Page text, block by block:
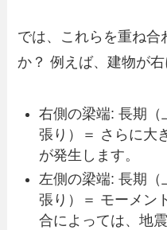
では、これらを重ね合
か？ 例えば、建物が
右側の梁端: 長期（
張り）＝ さらに大
が発生します。
左側の梁端: 長期（
張り）＝ モーメン
合によっては、地